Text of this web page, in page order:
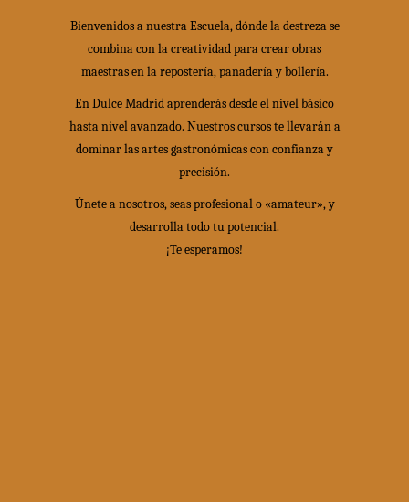
Bienvenidos a nuestra Escuela, dónde la destreza se
combina con la creatividad para crear obras
maestras en la repostería, panadería y bollería.
En Dulce Madrid aprenderás desde el nivel básico
hasta nivel avanzado. Nuestros cursos te llevarán a
dominar las artes gastronómicas con confianza y
precisión.
Únete a nosotros, seas profesional o «amateur», y
desarrolla todo tu potencial.
¡Te esperamos!